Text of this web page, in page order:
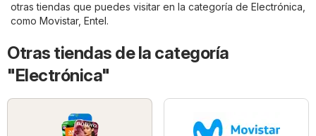
otras tiendas que puedes visitar en la categoría de Electrónica,
como Movistar, Entel .
Otras tiendas de la categoría
"Electrónica"